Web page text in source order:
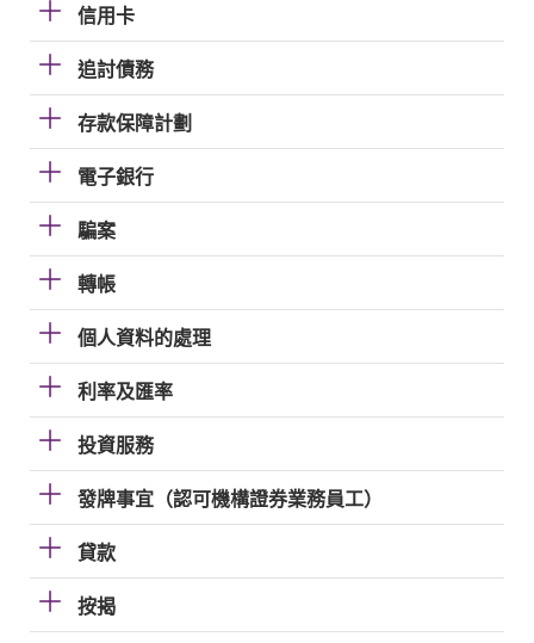
信用卡
追討債務
存款保障計劃
電子銀行
騙案
轉帳
個人資料的處理
利率及匯率
投資服務
發牌事宜（認可機構證券業務員工）
貸款
按揭